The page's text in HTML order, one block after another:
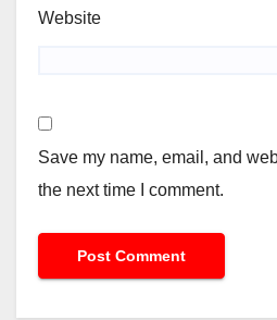
Website
Save my name, email, and
the next time I comment.